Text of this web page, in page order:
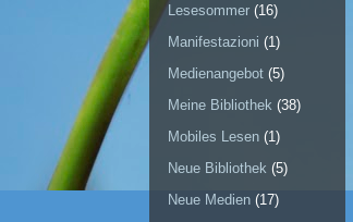
Lesesommer (16)
Manifestazioni (1)
Medienangebot (5)
Meine Bibliothek (38)
Mobiles Lesen (1)
Neue Bibliothek (5)
Neue Medien (17)